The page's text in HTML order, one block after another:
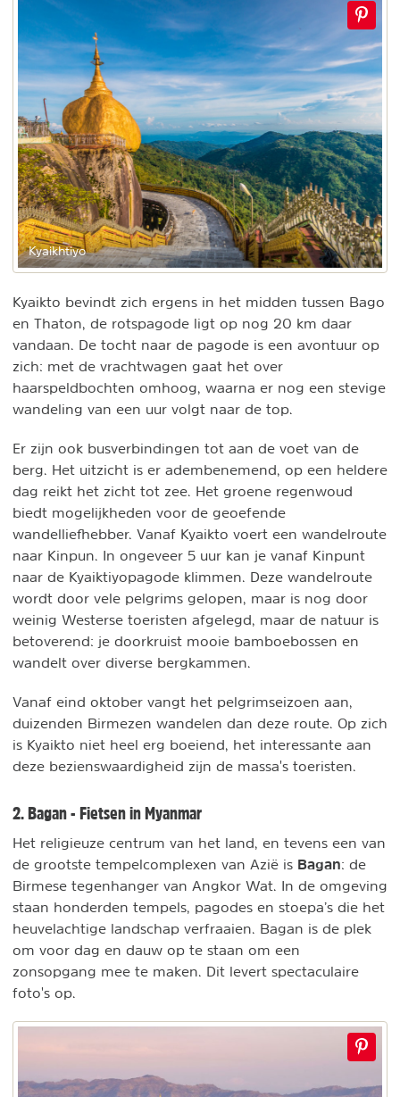
Kyaikhtiyo
Kyaikto bevindt zich ergens in het midden tussen Bago
en Thaton, de rotspagode ligt op nog 20 km daar
vandaan. De tocht naar de pagode is een avontuur op
zich: met de vrachtwagen gaat het over
haarspeldbochten omhoog, waarna er nog een stevige
wandeling van een uur volgt naar de top.
Er zijn ook busverbindingen tot aan de voet van de
berg. Het uitzicht is er adembenemend, op een heldere
dag reikt het zicht tot zee. Het groene regenwoud
biedt mogelijkheden voor de geoefende
wandelliefhebber. Vanaf Kyaikto voert een wandelroute
naar Kinpun. In ongeveer 5 uur kan je vanaf Kinpunt
naar de Kyaiktiyopagode klimmen. Deze wandelroute
wordt door vele pelgrims gelopen, maar is nog door
weinig Westerse toeristen afgelegd, maar de natuur is
betoverend: je doorkruist mooie bamboebossen en
wandelt over diverse bergkammen.
Vanaf eind oktober vangt het pelgrimseizoen aan,
duizenden Birmezen wandelen dan deze route. Op zich
is Kyaikto niet heel erg boeiend, het interessante aan
deze bezienswaardigheid zijn de massa's toeristen.
2. Bagan - Fietsen in Myanmar
Het religieuze centrum van het land, en tevens een van
de grootste tempelcomplexen van Azië is Bagan: de
Birmese tegenhanger van Angkor Wat. In de omgeving
staan honderden tempels, pagodes en stoepa’s die het
heuvelachtige landschap verfraaien. Bagan is de plek
om voor dag en dauw op te staan om een
zonsopgang mee te maken. Dit levert spectaculaire
foto's op.